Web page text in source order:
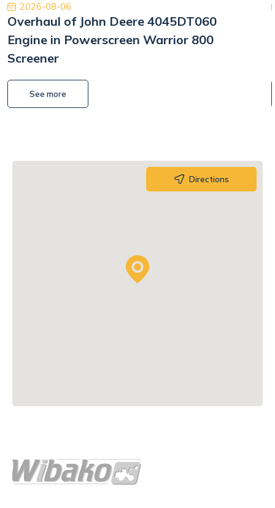
2026-08-06
Overhaul of John Deere 4045DT060
Engine in Powerscreen Warrior 800
Screener
See more
Directions